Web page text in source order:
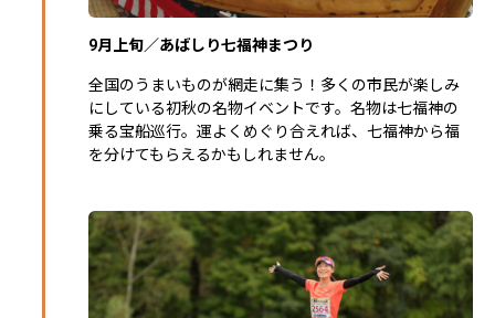
9月上旬／あばしり七福神まつり
全国のうまいものが網走に集う！多くの市民が楽しみ
にしている初秋の名物イベントです。名物は七福神の
乗る宝船巡行。運よくめぐり合えれば、七福神から福
を分けてもらえるかもしれません。